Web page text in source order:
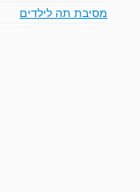
מסיבת תה לילדים